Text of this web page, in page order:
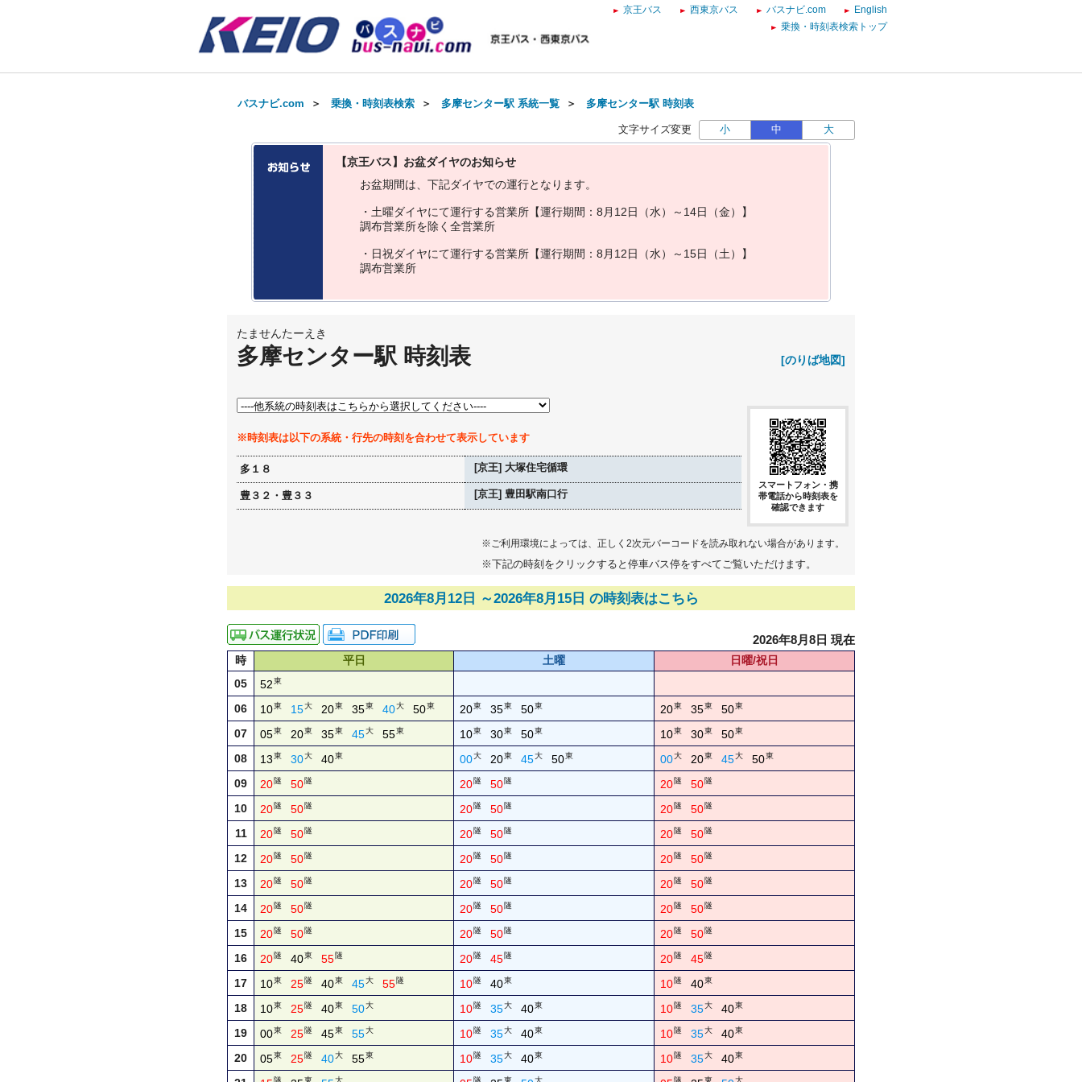
京王バス 西東京バス バスナビ.com
English
乗換・時刻表検索トップ
バスナビ.com ＞ 乗換・時刻表検索 ＞ 多摩センター駅 系統一覧 ＞ 多摩センター駅 時刻表
文字サイズ変更 小 中 大
【京王バス】お盆ダイヤのお知らせ
お盆期間は 下記ダイヤでの運行と な り ます。
・ 土曜ダイヤにて運行する営業所 【運行期間 ： 8 月 1 2日 （水） ～ 14日 （金）
】
調布営業所を除 く 全営業所
・ 日祝ダイヤにて運行する営業所 【運行期間 ： 8 月 1 2日 （水） ～ 15日 （土）
】
調布営業所
たませんたーえき
多摩センター駅 時刻表 [のりば地図]
※時刻表は以下の系統・行先の時刻を合わせて表示しています
多１８ [京王] 大塚住宅循環
豊３２・豊３３ [京王] 豊田駅南口行
スマートフォン・携
帯電話から時刻表を
確認できます
※ご利用環境によっては、正しく2次元バーコードを読み取れない場合があります。
※下記の時刻をクリックすると停車バス停をすべてご覧いただけます。
2026年8月12日 ～2026年8月15日 の時刻表はこちら
2026年8月8日 現在
時 平日 土曜
日曜/祝日
05
52東
06 10東 15大 20東 35東 40大 50東 20東 35東 50東 20東 35東 50東
07 05東 20東 35東 45大 55東 10東 30東 50東 10東 30東 50東
08 13東 30大 40東 00大 20東 45大 50東 00大 20東 45大 50東
09 20隧 50隧 20隧 50隧 20隧 50隧
10 20隧 50隧 20隧 50隧 20隧 50隧
11 20隧 50隧 20隧 50隧 20隧 50隧
12 20隧 50隧 20隧 50隧 20隧 50隧
13 20隧 50隧 20隧 50隧 20隧 50隧
14 20隧 50隧 20隧 50隧 20隧 50隧
15 20隧 50隧 20隧 50隧 20隧 50隧
16 20隧 40東 55隧 20隧 45隧 20隧 45隧
17 10東 25隧 40東 45大 55隧 10隧 40東 10隧 40東
18 10東 25隧 40東 50大 10隧 35大 40東 10隧 35大 40東
19 00東 25隧 45東 55大 10隧 35大 40東 10隧 35大 40東
20 05東 25隧 40大 55東 10隧 35大 40東 10隧 35大 40東
隧 東 大 隧 東 大 隧 東 大